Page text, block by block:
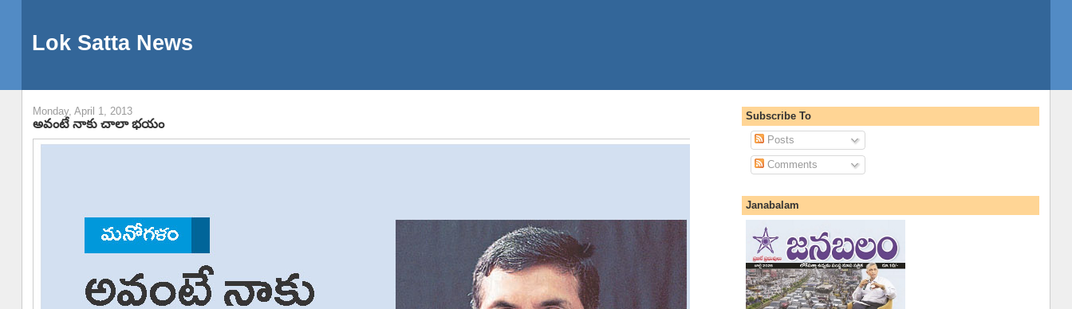
Lok Satta News
Monday, April 1, 2013
అవంటే నాకు చాలా భయం
Subscribe To
Posts
Comments
Janabalam